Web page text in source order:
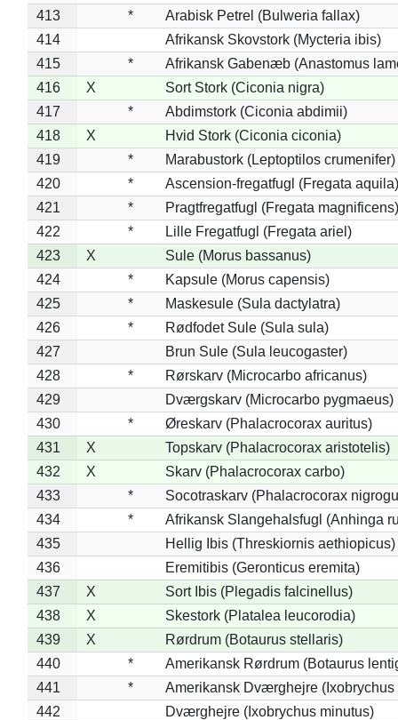
413
*
Arabisk Petrel (Bulweria fallax)
414
Afrikansk Skovstork (Mycteria ibis)
415
*
Afrikansk Gabenæb (Anastomus
416
X
Sort Stork (Ciconia nigra)
417
*
Abdimstork (Ciconia abdimii)
418
X
Hvid Stork (Ciconia ciconia)
419
*
Marabustork (Leptoptilos crumenifer)
420
*
Ascension-fregatfugl (Fregata aquila)
421
*
Pragtfregatfugl (Fregata magnificens)
422
*
Lille Fregatfugl (Fregata ariel)
423
X
Sule (Morus bassanus)
424
*
Kapsule (Morus capensis)
425
*
Maskesule (Sula dactylatra)
426
*
Rødfodet Sule (Sula sula)
427
Brun Sule (Sula leucogaster)
428
*
Rørskarv (Microcarbo africanus)
429
Dværgskarv (Microcarbo pygmaeus)
430
*
Øreskarv (Phalacrocorax auritus)
431
X
Topskarv (Phalacrocorax aristotelis)
432
X
Skarv (Phalacrocorax carbo)
433
*
Socotraskarv (Phalacrocorax
434
*
Afrikansk Slangehalsfugl (Anhinga
435
Hellig Ibis (Threskiornis aethiopicus)
436
Eremitibis (Geronticus eremita)
437
X
Sort Ibis (Plegadis falcinellus)
438
X
Skestork (Platalea leucorodia)
439
X
Rørdrum (Botaurus stellaris)
440
*
Amerikansk Rørdrum (Botaurus
441
*
Amerikansk Dværghejre (Ixobrychus
442
Dværghejre (Ixobrychus minutus)